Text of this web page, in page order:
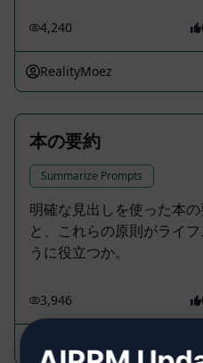
4,240
RealityMoez
本の要約
Summarize Prompts
明確な見出しを使った本
と、これらの原則がライ
うに役立つか。
3,946